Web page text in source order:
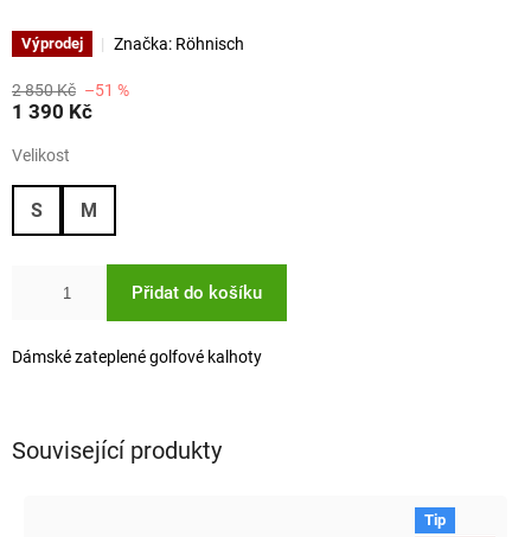
Výprodej Značka: Röhnisch
2 850 Kč –51 %
1 390 Kč
Velikost
S M
Přidat do košíku
Dámské zateplené golfové kalhoty
Související produkty
Tip